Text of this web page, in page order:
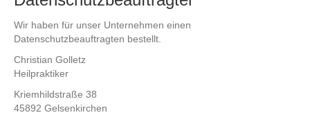
Wir haben für unser Unternehmen einen
Datenschutzbeauftragten bestellt.
Christian Golletz
Heilpraktiker
Kriemhildstraße 38
45892 Gelsenkirchen